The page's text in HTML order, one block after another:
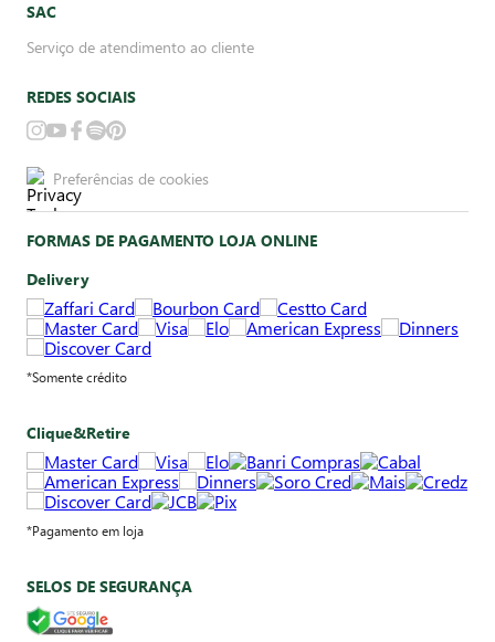
SAC
Serviço de atendimento ao cliente
REDES SOCIAIS
Preferências de cookies
FORMAS DE PAGAMENTO LOJA ONLINE
Delivery
*Somente crédito
Clique&Retire
*Pagamento em loja
SELOS DE SEGURANÇA